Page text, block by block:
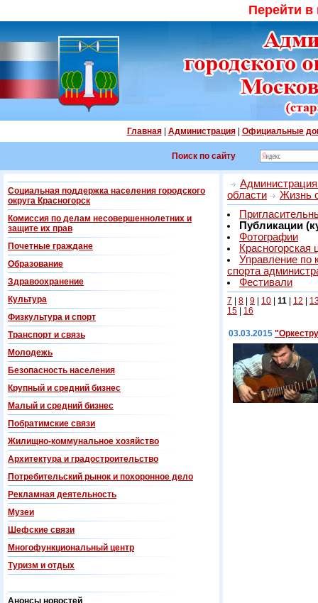
Перейти
Главная| Администрация| Официальные
Поиск по сайту
Социальная поддержка населения городского
округа Красногорск
Комиссия по делам несовершеннолетних и
защите их прав
Почетные граждане
Образование
Здравоохранение
Культура
Физкультура и спорт
Транспорт и связь
Молодежь
Безопасность населения
Крупный и средний бизнес
Малый и средний бизнес
Побратимские связи
Жилищно-коммунальное хозяйство
Архитектура и градостроительство
Потребительский рынок и похоронное дело
Рекламная деятельность
Музеи
Шефские связи
Многофункциональный центр
Туризм и отдых
Анонсы новостей
Администрация
области
Жизнь
Публикации
Фотографии
Красногорская
Управление по
спорта
Фестивали
7 8 9 10 11 12
15
16
03.03.2015